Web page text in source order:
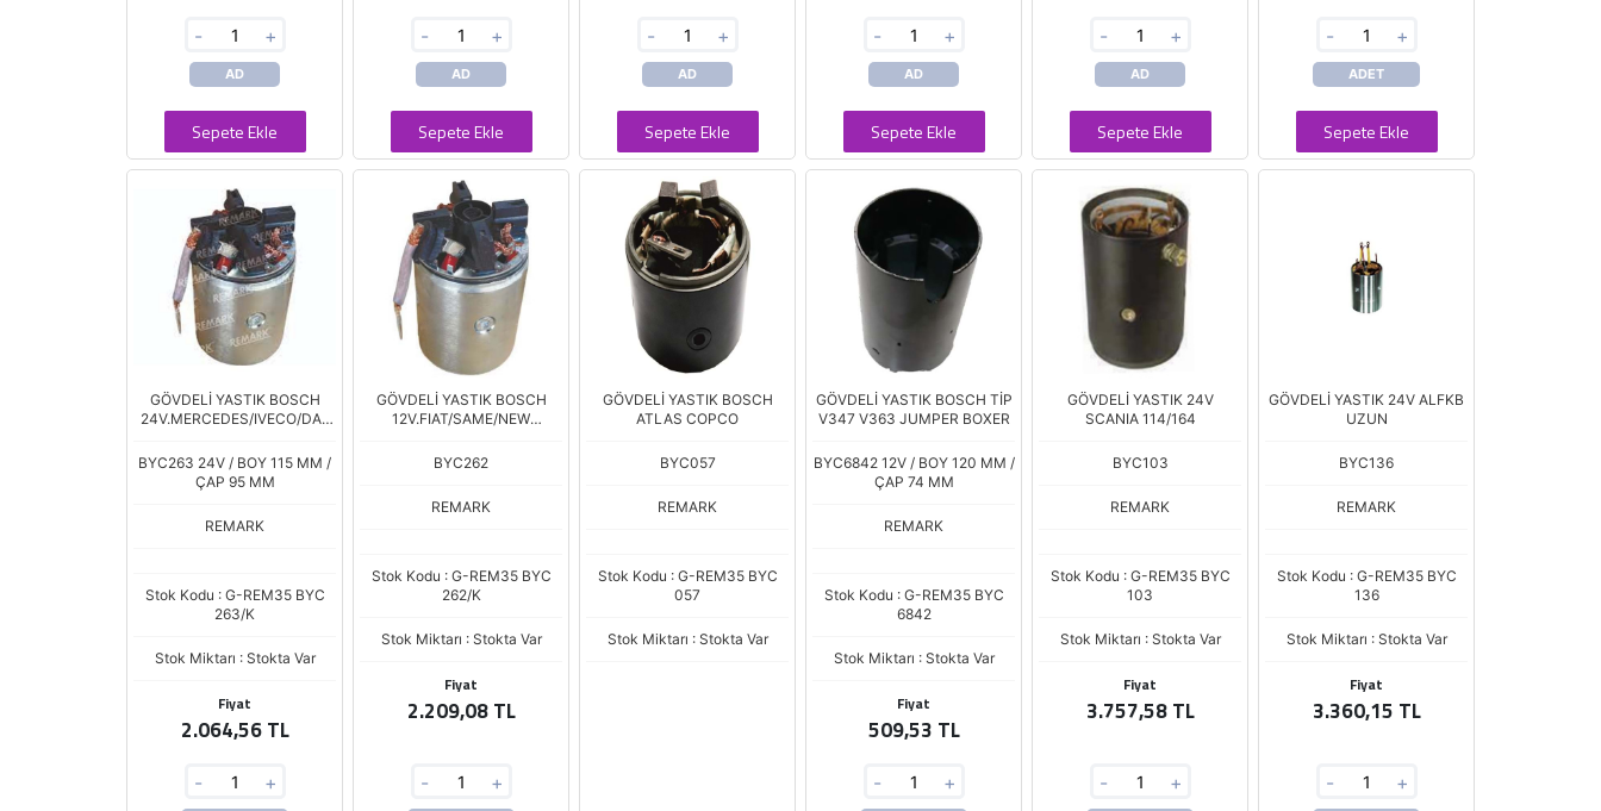
- +
AD
Sepete Ekle
- +
AD
Sepete Ekle
- +
AD
Sepete Ekle
- +
AD
Sepete Ekle
- +
AD
Sepete Ekle
- +
ADET
Sepete Ekle
GÖVDELİ YASTIK BOSCH
24V.MERCEDES/IVECO/DAF
BYC263 24V / BOY 115 MM /
ÇAP 95 MM
REMARK
Stok Kodu : G-REM35 BYC
263/K
Stok Miktarı : Stokta Var
Fiyat
2.064,56 TL
- +
GÖVDELİ YASTIK BOSCH
12V.FIAT/SAME/NEW
BYC262
REMARK
Stok Kodu : G-REM35 BYC
262/K
Stok Miktarı : Stokta Var
Fiyat
2.209,08 TL
- +
GÖVDELİ YASTIK BOSCH
ATLAS COPCO
BYC057
REMARK
Stok Kodu : G-REM35 BYC
057
Stok Miktarı : Stokta Var
GÖVDELİ YASTIK BOSCH TİP
V347 V363 JUMPER BOXER
BYC6842 12V / BOY 120 MM /
ÇAP 74 MM
REMARK
Stok Kodu : G-REM35 BYC
6842
Stok Miktarı : Stokta Var
Fiyat
509,53 TL
- +
GÖVDELİ YASTIK 24V
SCANIA 114/164
BYC103
REMARK
Stok Kodu : G-REM35 BYC
103
Stok Miktarı : Stokta Var
Fiyat
3.757,58 TL
- +
GÖVDELİ YASTIK 24V ALFKB
UZUN
BYC136
REMARK
Stok Kodu : G-REM35 BYC
136
Stok Miktarı : Stokta Var
Fiyat
3.360,15 TL
- +